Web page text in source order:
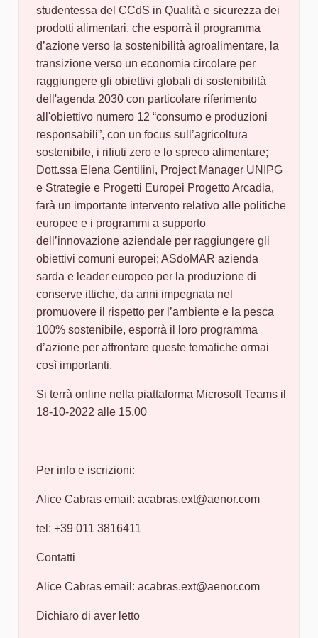
studentessa del CCdS in Qualità e sicurezza dei
prodotti alimentari, che esporrà il programma
d’azione verso la sostenibilità agroalimentare, la
transizione verso un economia circolare per
raggiungere gli obiettivi globali di sostenibilità
dell'agenda 2030 con particolare riferimento
all'obiettivo numero 12 “consumo e produzioni
responsabili”, con un focus sull’agricoltura
sostenibile, i rifiuti zero e lo spreco alimentare;
Dott.ssa Elena Gentilini, Project Manager UNIPG
e Strategie e Progetti Europei Progetto Arcadia,
farà un importante intervento relativo alle politiche
europee e i programmi a supporto
dell’innovazione aziendale per raggiungere gli
obiettivi comuni europei; ASdoMAR azienda
sarda e leader europeo per la produzione di
conserve ittiche, da anni impegnata nel
promuovere il rispetto per l’ambiente e la pesca
100% sostenibile, esporrà il loro programma
d’azione per affrontare queste tematiche ormai
così importanti.
Si terrà online nella piattaforma Microsoft Teams il
18-10-2022 alle 15.00
Per info e iscrizioni:
Alice Cabras email: acabras.ext@aenor.com
tel: +39 011 3816411
Contatti
Alice Cabras email: acabras.ext@aenor.com
Dichiaro di aver letto